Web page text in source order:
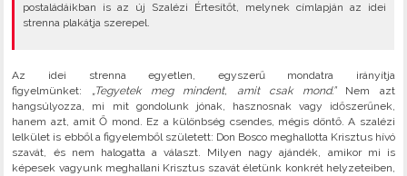
postaládáikban is az új Szalézi Értesítőt, melynek címlapján az idei
strenna plakátja szerepel.
Az idei strenna egyetlen, egyszerű mondatra irányítja
figyelmünket: „Tegyetek meg mindent, amit csak mond.”Nem azt
hangsúlyozza, mi mit gondolunk jónak, hasznosnak vagy időszerűnek,
hanem azt, amit Ő mond. Ez a különbség csendes, mégis döntő. A szalézi
lelkület is ebből a figyelemből született: Don Bosco meghallotta Krisztus hívó
szavát, és nem halogatta a választ. Milyen nagy ajándék, amikor mi is
képesek vagyunk meghallani Krisztus szavát életünk konkrét helyzeteiben,